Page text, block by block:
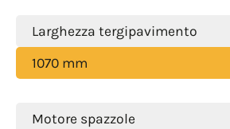
Larghezza tergipavimento
1070 mm
Motore spazzole